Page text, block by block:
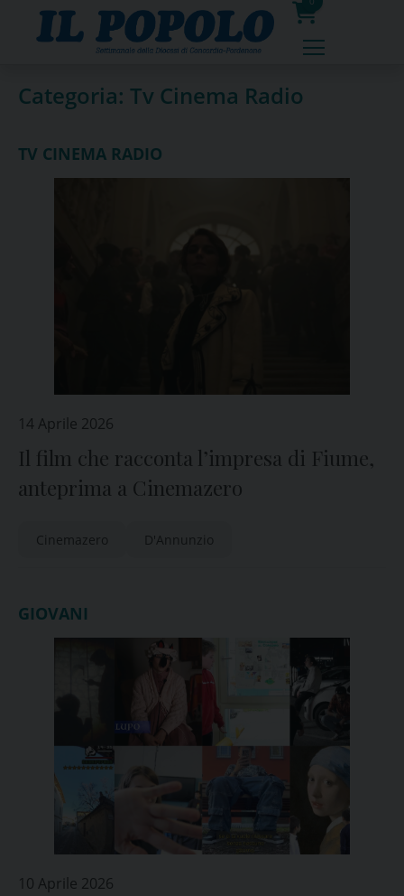
0
prodotti
Categoria: Tv Cinema Radio
TV CINEMA RADIO
14 Aprile 2026
Il film che racconta l’impresa di Fiume,
anteprima a Cinemazero
Cinemazero D'Annunzio
GIOVANI
10 Aprile 2026